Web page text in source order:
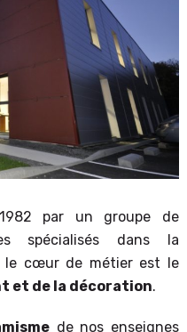
par un groupe de
spécialisés dans la
le cœur de métier est le
et de la décoration.
de nos enseignes